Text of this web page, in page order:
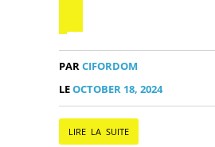
PARCIFORDOM
LEOCTOBER 18, 2024
LIRE LA SUITE